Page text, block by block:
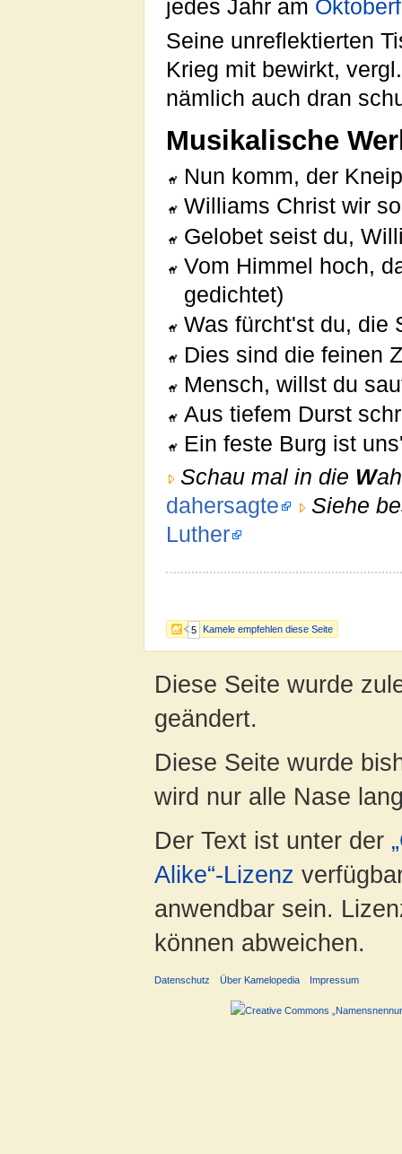
5 Kamele empfehlen diese Seite
jedes Jahr am
Seine unreflektierten
Krieg mit bewirkt,
nämlich auch dran
Musikalische
Nun komm, der
Williams Christ wir
Gelobet seist du,
Vom Himmel hoch,
gedichtet)
Was fürcht'st du, die
Dies sind die feinen
Mensch, willst du
Aus tiefem Durst
Ein feste Burg ist
Schau mal in die W
dahersagte
Siehe
Luther
Diese Seite wurde
geändert.
Diese Seite wurde
wird nur alle Nase
Der Text ist unter der
Alike“-Lizenz
anwendbar sein.
können abweichen.
Datenschutz Über Kamelopedia Impressum